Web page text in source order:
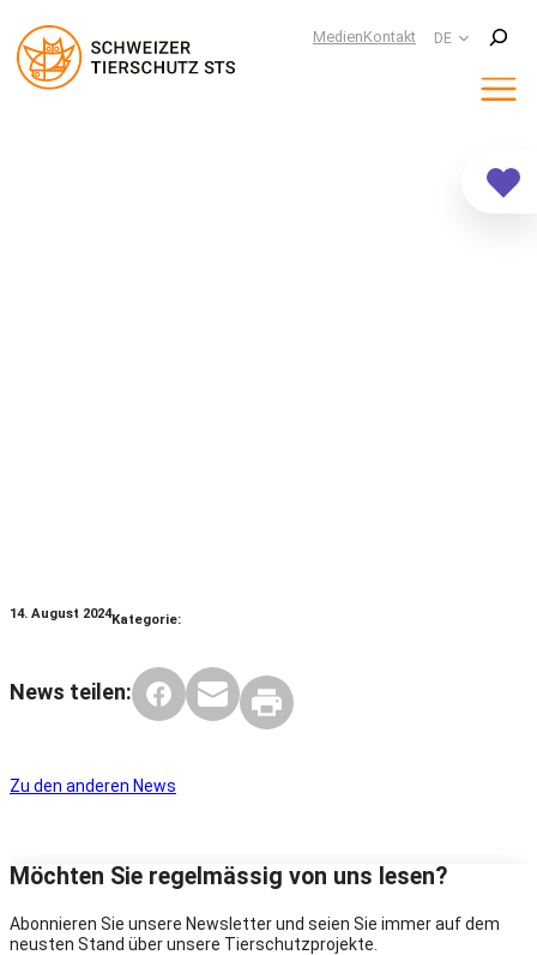
MedienKontakt DE
Suchen
14. August 2024Kategorie:
News teilen:
Zu den anderen News
Möchten Sie regelmässig von uns lesen?
Abonnieren Sie unsere Newsletter und seien Sie immer auf dem
neusten Stand über unsere Tierschutzprojekte.